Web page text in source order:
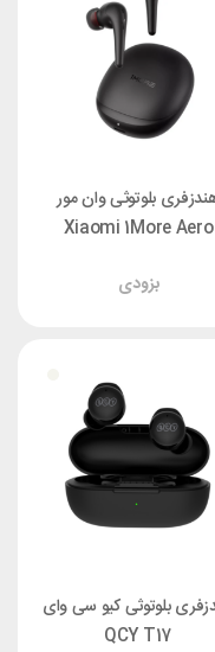
بلوتوثی وان مور
Xiaomi 1More Aero
بزودی
بلوتوثی کیو سی وای
QCY T17